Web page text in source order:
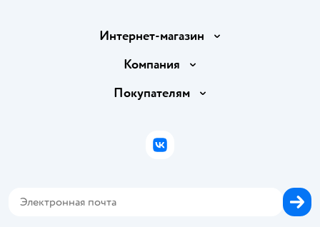
Интернет-магазин
Доставка и оплата
Правила продажи
Политика использования файлов cookie
Компания
Вакансии
Покупателям
Бонусные карты
ВКонтакте